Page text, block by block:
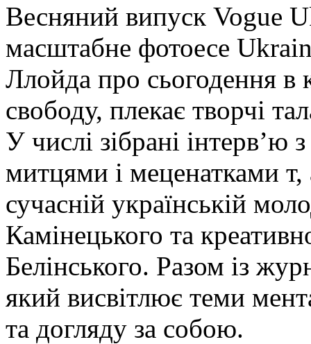
Весняний випуск Vogue
масштабне фотоесе
Ллойда про сьогодення в
свободу, плекає творчі
У числі зібрані інтерв’ю
митцями і меценатками
сучасній українській
Камінецького та
Белінського. Разом із
який висвітлює теми
та догляду за собою.